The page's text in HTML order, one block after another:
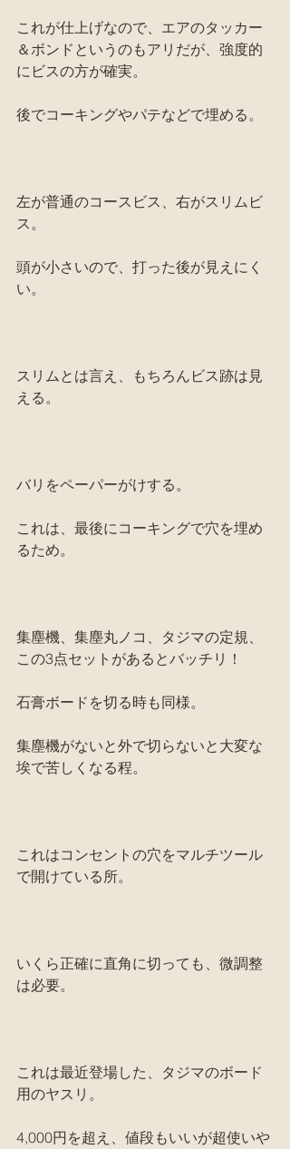
これが仕上げなので、エアのタッカー
＆ボンドというのもアリだが、強度的
にビスの方が確実。
後でコーキングやパテなどで埋める。
左が普通のコースビス、右がスリムビ
ス。
頭が小さいので、打った後が見えにく
い。
スリムとは言え、もちろんビス跡は見
える。
バリをペーパーがけする。
これは、最後にコーキングで穴を埋め
るため。
集塵機、集塵丸ノコ、タジマの定規、
この3点セットがあるとバッチリ！
石膏ボードを切る時も同様。
集塵機がないと外で切らないと大変な
埃で苦しくなる程。
これはコンセントの穴をマルチツール
で開けている所。
いくら正確に直角に切っても、微調整
は必要。
これは最近登場した、タジマのボード
用のヤスリ。
4,000円を超え、値段もいいが超使いや